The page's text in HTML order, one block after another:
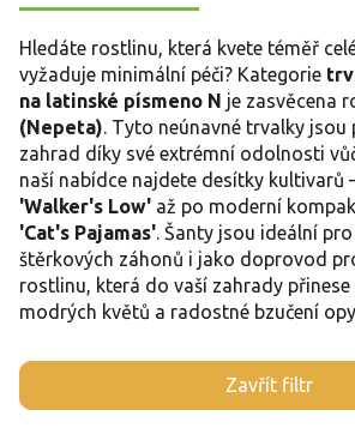
Hledáte rostlinu, která kvete téměř
vyžaduje minimální péči? Kategorie
na latinské písmeno N je zasvěcena
(Nepeta) . Tyto neúnavné trvalky
zahrad díky své extrémní odolnosti
naší nabídce najdete desítky kultivarů
'Walker's Low' až po moderní
'Cat's Pajamas' . Šanty jsou ideální
štěrkových záhonů i jako doprovod
rostlinu, která do vaší zahrady přinese
modrých květů a radostné bzučení
Zavřít filtr
V
ý